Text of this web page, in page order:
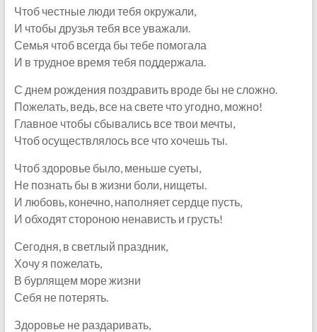
Чтоб честные люди тебя окружали,
И чтобы друзья тебя все уважали.
Семья чтоб всегда бы тебе помогала
И в трудное время тебя поддержала.
С днем рождения поздравить вроде бы не сложно.
Пожелать, ведь, все на свете что угодно, можно!
Главное чтобы сбывались все твои мечты,
Чтоб осуществлялось все что хочешь ты.
Чтоб здоровье было, меньше суеты,
Не познать бы в жизни боли, нищеты.
И любовь, конечно, наполняет сердце пусть,
И обходят стороною ненависть и грусть!
Сегодня, в светлый праздник,
Хочу я пожелать,
В бурлящем море жизни
Себя не потерять.
Здоровье не раздаривать,